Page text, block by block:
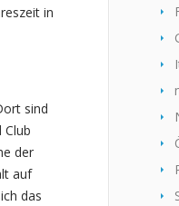
in
sind
der
auf
das